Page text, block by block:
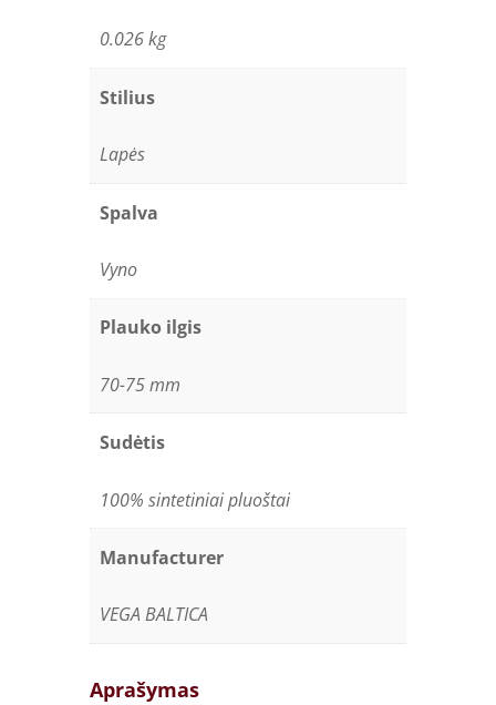
0.026 kg
Stilius
Lapės
Spalva
Vyno
Plauko ilgis
70-75 mm
Sudėtis
100% sintetiniai pluoštai
Manufacturer
VEGA BALTICA
Aprašymas